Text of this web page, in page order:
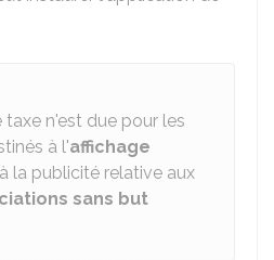
taxe n'est due pour les
à l'affichage
la publicité relative aux
sans but